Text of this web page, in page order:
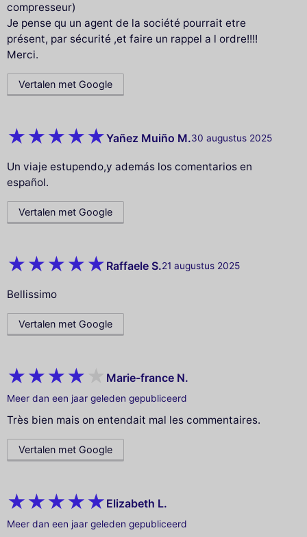
compresseur)
Je pense qu un agent de la société pourrait etre
présent, par sécurité ,et faire un rappel a l ordre!!!!
Merci.
Vertalen met Google
Yañez Muiño M.30 augustus 2025
Un viaje estupendo,y además los comentarios en
español.
Vertalen met Google
Raffaele S.21 augustus 2025
Bellissimo
Vertalen met Google
Marie-france N.
Meer dan een jaar geleden gepubliceerd
Très bien mais on entendait mal les commentaires.
Vertalen met Google
Elizabeth L.
Meer dan een jaar geleden gepubliceerd